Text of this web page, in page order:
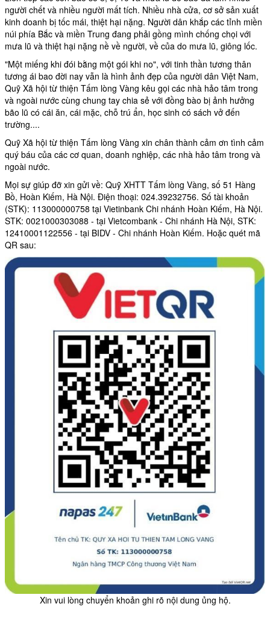
người chết và nhiều người mất tích. Nhiều nhà cửa, cơ sở sản xuất
kinh doanh bị tốc mái, thiệt hại nặng. Người dân khắp các tỉnh miền
núi phía Bắc và miền Trung đang phải gồng mình chống chọi với
mưa lũ và thiệt hại nặng nề về người, về của do mưa lũ, giông lốc.
"Một miếng khi đói bằng một gói khi no", với tinh thần tương thân
tương ái bao đời nay vẫn là hình ảnh đẹp của người dân Việt Nam,
Quỹ Xã hội từ thiện Tấm lòng Vàng kêu gọi các nhà hảo tâm trong
và ngoài nước cùng chung tay chia sẻ với đồng bào bị ảnh hưởng
bão lũ có cái ăn, cái mặc, chỗ trú ẩn, học sinh có sách vở đến
trường....
Quỹ Xã hội từ thiện Tấm lòng Vàng xin chân thành cảm ơn tình cảm
quý báu của các cơ quan, doanh nghiệp, các nhà hảo tâm trong và
ngoài nước.
Mọi sự giúp đỡ xin gửi về: Quỹ XHTT Tấm lòng Vàng, số 51 Hàng
Bồ, Hoàn Kiếm, Hà Nội. Điện thoại: 024.39232756. Số tài khoản
(STK): 113000000758 tại Vietinbank Chi nhánh Hoàn Kiếm, Hà Nội.
STK: 0021000303088 - tại Vietcombank - Chi nhánh Hà Nội, STK:
12410001122556 - tại BIDV - Chi nhánh Hoàn Kiếm. Hoặc quét mã
QR sau:
Xin vui lòng chuyển khoản ghi rõ nội dung ủng hộ.